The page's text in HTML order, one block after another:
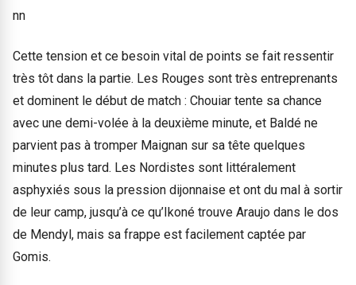
nn
Cette tension et ce besoin vital de points se fait ressentir
très tôt dans la partie. Les Rouges sont très entreprenants
et dominent le début de match : Chouiar tente sa chance
avec une demi-volée à la deuxième minute, et Baldé ne
parvient pas à tromper Maignan sur sa tête quelques
minutes plus tard. Les Nordistes sont littéralement
asphyxiés sous la pression dijonnaise et ont du mal à sortir
de leur camp, jusqu’à ce qu’Ikoné trouve Araujo dans le dos
de Mendyl, mais sa frappe est facilement captée par
Gomis.